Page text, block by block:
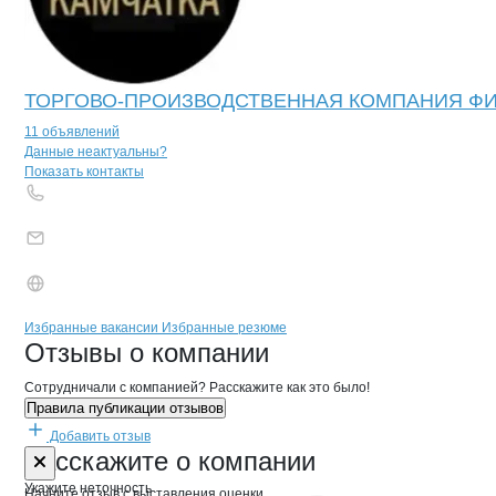
ТОРГОВО-ПРОИЗВОДСТВЕННАЯ КОМПАНИЯ
11 объявлений
Контактыкомпании
+7(800)000-00-..
Данные неактуальны?
Показать контакты
Брендыкомпани Рыбка по-
Вакансии вРыбка по-монастырски,
Избранные вакансии Избранные резюме
Новости oРыбка по-монастырски,
Отзывы о компании
Сотрудничали с компанией? Расскажите как это было!
Правила публикации отзывов
Добавить отзыв
Расскажите о компании
Форма обратной связи о неточностях
Укажите неточность